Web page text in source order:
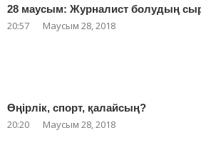
28 маусым: Журналист болудың
20:57 Маусым 28, 2018
Өңірлік, спорт, қалайсың?
20:20 Маусым 28, 2018